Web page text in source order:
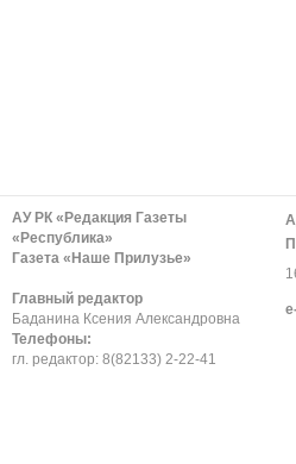
АУ РК «Редакция Газеты
«Республика»
Газета «Наше Прилузье»
Главный редактор
Баданина Ксения Александровна
Телефоны:
гл. редактор: 8(82133) 2-22-41